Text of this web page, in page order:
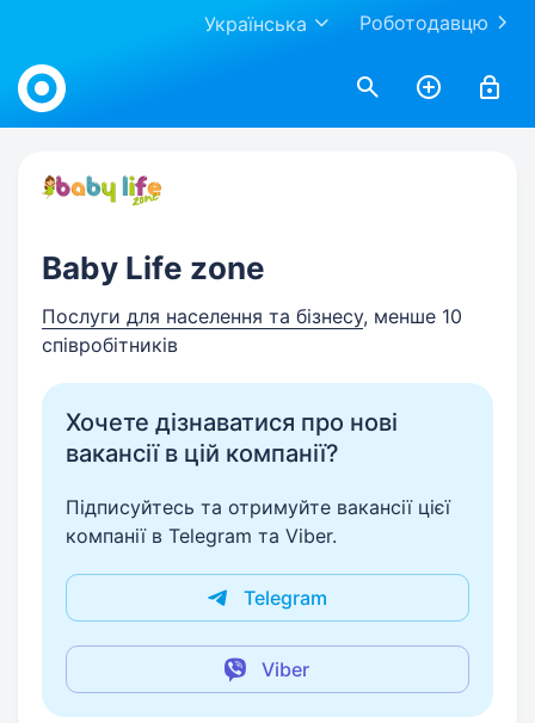
Роботодавцю
Українська
Work.ua
Baby Life zone
Послуги для населення та бізнесу, менше 10
співробітників
Хочете дізнаватися про нові
вакансії в цій компанії?
Підписуйтесь та отримуйте вакансії цієї
компанії в Telegram та Viber.
Telegram
Viber